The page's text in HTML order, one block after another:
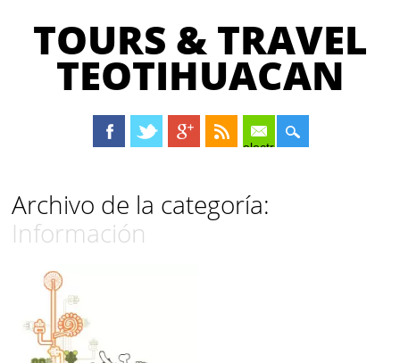
TOURS & TRAVEL
TEOTIHUACAN
electrónico
Menú principal
al
contenido
Archivo de la categoría:
Información